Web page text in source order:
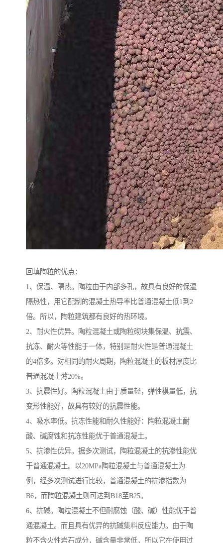
回填陶粒的优点：
1、保温、隔热。陶粒由于内部多孔，故具有良好的保温
隔热性，用它配制的混凝土热导率比普通混凝土低1到2
倍。所以，陶粒建筑都有良好的热环境。
2、耐火性优异。陶粒混凝土或陶粒砌块集保温、抗震、
抗冻、耐火等性能于一体，特别是耐火性是普通混凝土
的4倍多。对相同的耐火周期，陶粒混凝土的板材厚度比
普通混凝土薄20%。
3、抗震性好。陶粒混凝土由于质量轻，弹性模量低，抗
变形性能好，故具有较好的抗震性能。
4、吸水率低。抗冻性能和耐久性能好：陶粒混凝土耐
酸、碱腐蚀和抗冻性能优于普通混凝土。
5、抗渗性优异。据多次测试，陶粒混凝土的抗渗性能优
于普通混凝土。以20MPa陶粒混凝土与普通混凝土为
例，经多次测试进行比较，普通混凝土的抗渗指数为
B6，而陶粒混凝土则可达到B18至B25。
6、抗碱。陶粒混凝土不但耐腐蚀（酸、碱）性能优于普
通混凝土。而且具有优异的抗碱集料反应能力。由于陶
粒不含火性岩石成分，碱含量非常低，所以它在使用过